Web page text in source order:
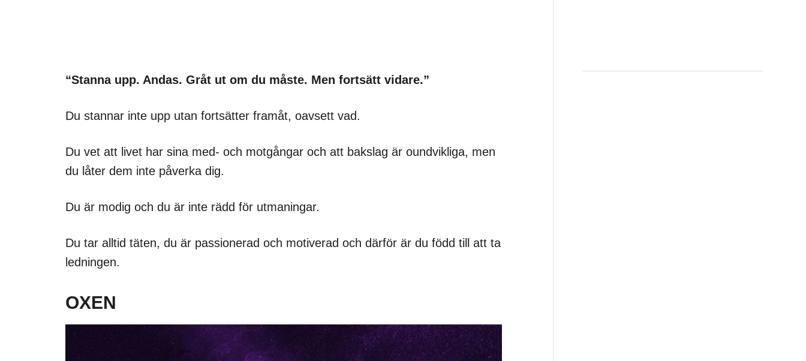
“Stanna upp. Andas. Gråt ut om du måste. Men fortsätt vidare.”
Du stannar inte upp utan fortsätter framåt, oavsett vad.
Du vet att livet har sina med- och motgångar och att bakslag är oundvikliga, men
du låter dem inte påverka dig.
Du är modig och du är inte rädd för utmaningar.
Du tar alltid täten, du är passionerad och motiverad och därför är du född till att ta
ledningen.
OXEN